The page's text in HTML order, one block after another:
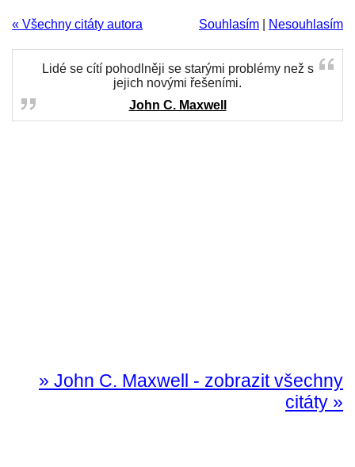
« Všechny citáty autora Souhlasím Nesouhlasím
Lidé se cítí pohodlněji se starými problémy než s
jejich novými řešeními.
John C. Maxwell
» John C. Maxwell - zobrazit všechny
citáty »